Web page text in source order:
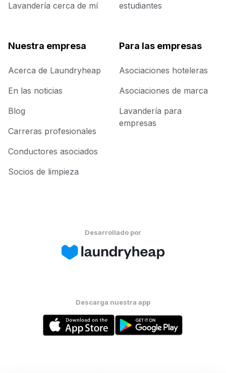
Lavandería cerca de mí
estudiantes
Nuestra empresa
Acerca de Laundryheap
En las noticias
Blog
Carreras profesionales
Conductores asociados
Socios de limpieza
Para las empresas
Asociaciones hoteleras
Asociaciones de marca
Lavandería para
empresas
Desarrollado por
Descarga nuestra app